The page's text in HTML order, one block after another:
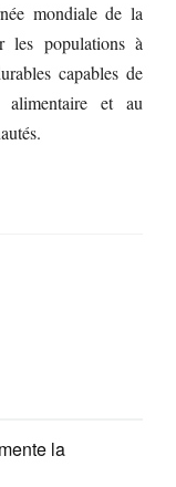
mondiale de la
les populations à
capables de
et au
la